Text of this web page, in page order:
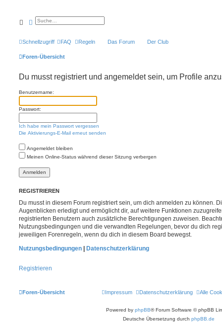
SucheErweiterte Suche
Schnellzugriff FAQ Regeln Das Forum Der Club
Foren-Übersicht
Du musst registriert und angemeldet sein, um Profile
Benutzername:
Passwort:
Ich habe mein Passwort vergessen
Die Aktivierungs-E-Mail erneut senden
Angemeldet bleiben
Meinen Online-Status während dieser Sitzung verbergen
REGISTRIEREN
Du musst in diesem Forum registriert sein, um dich anmelden zu können.
Augenblicken erledigt und ermöglicht dir, auf weitere Funktionen
registrierten Benutzern auch zusätzliche Berechtigungen zuweisen.
Nutzungsbedingungen und die verwandten Regelungen, bevor du dich
jeweiligen Forenregeln, wenn du dich in diesem Board bewegst.
Nutzungsbedingungen | Datenschutzerklärung
Registrieren
Foren-Übersicht Alle
Datenschutzerklärung
Impressum
Powered by phpBB® Forum Software © phpBB
Deutsche Übersetzung durch phpBB.de